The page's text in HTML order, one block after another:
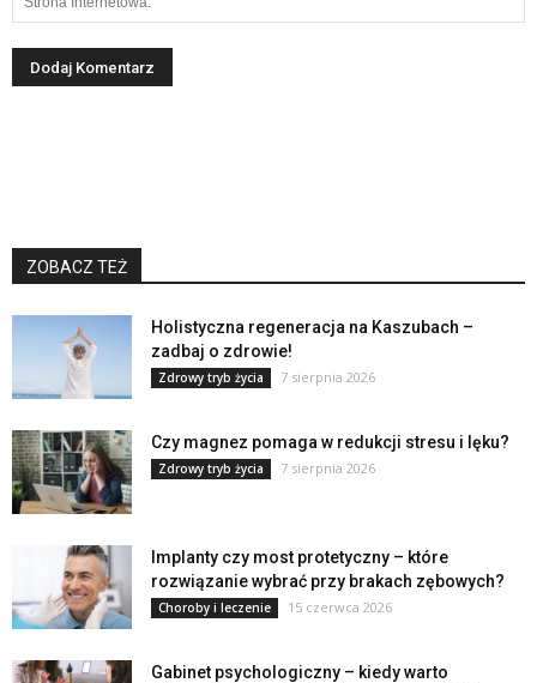
ZOBACZ TEŻ
Holistyczna regeneracja na Kaszubach –
zadbaj o zdrowie!
Zdrowy tryb życia 7 sierpnia 2026
Czy magnez pomaga w redukcji stresu i lęku?
Zdrowy tryb życia 7 sierpnia 2026
Implanty czy most protetyczny – które
rozwiązanie wybrać przy brakach zębowych?
Choroby i leczenie 15 czerwca 2026
Gabinet psychologiczny – kiedy warto